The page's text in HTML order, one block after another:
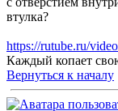
втулка?
https://rutube.ru/
Каждый копает
Вернуться к началу